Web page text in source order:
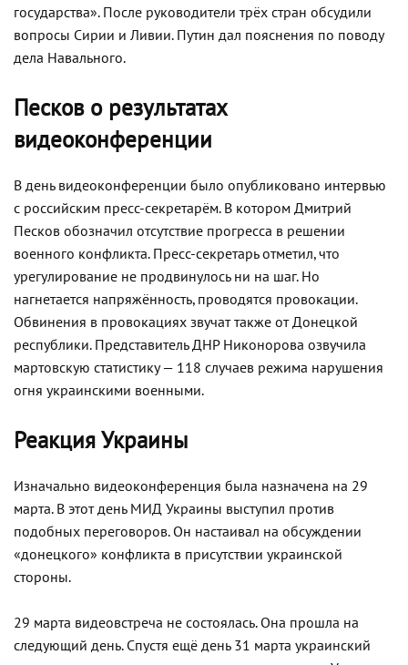
государства». После руководители трёх стран обсудили
вопросы Сирии и Ливии. Путин дал пояснения по поводу
дела Навального.
Песков о результатах
видеоконференции
В день видеоконференции было опубликовано интервью
с российским пресс-секретарём. В котором Дмитрий
Песков обозначил отсутствие прогресса в решении
военного конфликта. Пресс-секретарь отметил, что
урегулирование не продвинулось ни на шаг. Но
нагнетается напряжённость, проводятся провокации.
Обвинения в провокациях звучат также от Донецкой
республики. Представитель ДНР Никонорова озвучила
мартовскую статистику — 118 случаев режима нарушения
огня украинскими военными.
Реакция Украины
Изначально видеоконференция была назначена на 29
марта. В этот день МИД Украины выступил против
подобных переговоров. Он настаивал на обсуждении
«донецкого» конфликта в присутствии украинской
стороны.
29 марта видеовстреча не состоялась. Она прошла на
следующий день. Спустя ещё день 31 марта украинский